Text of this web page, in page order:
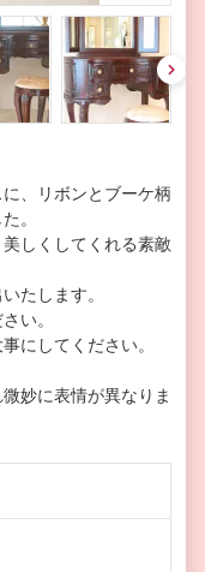
nex
t
、リボンとブーケ柄
。
しくしてくれる素敵
たします。
い。
にしてください。
妙に表情が異なりま